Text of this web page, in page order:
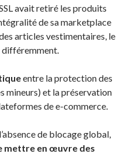
avait retiré les produits
de sa marketplace
articles vestimentaires, le
entre la protection des
mineurs) et la préservation
de e-commerce.
de blocage global,
mettre en œuvre des